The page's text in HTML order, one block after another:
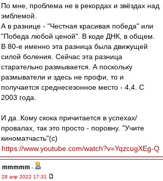
По мне, проблема не в рекордах и звёздах над
эмблемой.
А в разнице - "Честная красивая победа" или
"Победа любой ценой". В коде ДНК, в общем.
В 80-е именно эта разница была движущей
силой боления. Сейчас эта разница
старательно размывается. А поскольку
размыватели и здесь не профи, то и
получается среднесезонное место - 4,4. С
2003 года.
И да..Кому скока причитается в успехах/
провалах, так это просто - поровну. "Учите
киноматчасть"(с)
https://www.youtube.com/watch?v=YqzcugXEg-Q
mmmmm -
28 апр 2022 17:31